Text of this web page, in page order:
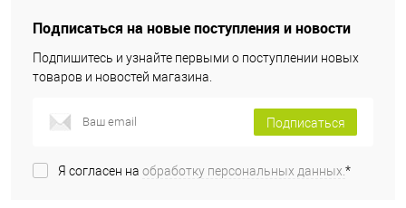
Подписаться на новые поступления и новости
Подпишитесь и узнайте первыми о поступлении новых
товаров и новостей магазина.
Подписаться
Я согласен на обработку персональных данных. *